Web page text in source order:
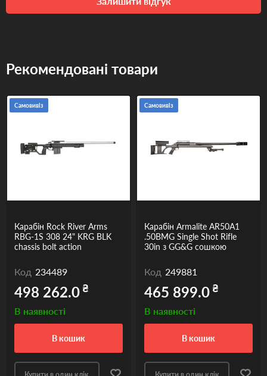
Рекомендовані товари
Самовивіз
Карабін Rock River Arms
RBG-1S 308 24" KRG BLK
chassis bolt action
Код 234489
498 262.0₴
В наявності
в кошик
Самовивіз
Карабін Armalite AR50A1
.50BMG Single Shot Rifle
30in з GG&G сошкою
Код 249881
465 899.0₴
В наявності
в кошик